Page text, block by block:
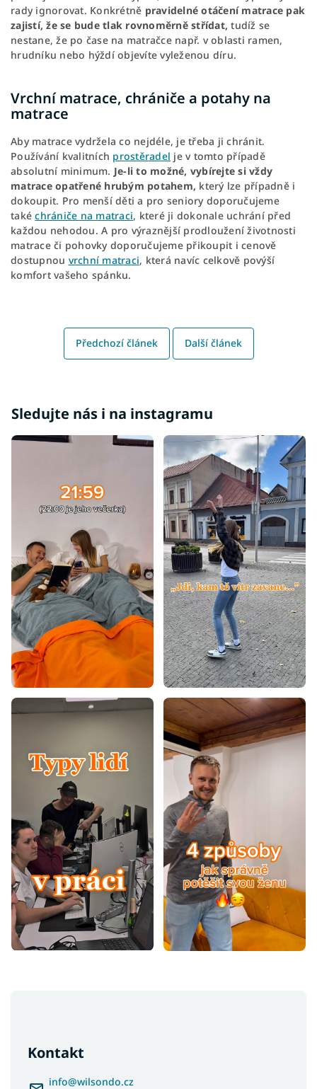
rady ignorovat. Konkrétně pravidelné otáčení matrace pak
zajistí, že se bude tlak rovnoměrně střídat,tudíž se
nestane, že po čase na matračce např. v oblasti ramen,
hrudníku nebo hýždí objevíte vyleženou díru.
Vrchní matrace, chrániče a potahy na
matrace
Aby matrace vydržela co nejdéle, je třeba ji chránit.
Používání kvalitních prostěradel je v tomto případě
absolutní minimum. Je-li to možné, vybírejte si vždy
matrace opatřené hrubým potahem, který lze případně i
dokoupit. Pro menší děti a pro seniory doporučujeme
takéchrániče na matraci, které ji dokonale uchrání před
každou nehodou. A pro výraznější prodloužení životnosti
matrace či pohovky doporučujeme přikoupit i cenově
dostupnou vrchní matraci, která navíc celkově povýší
komfort vašeho spánku.
Předchozí článek Další článek
Sledujte nás i na instagramu
Kontakt
info@wilsondo.cz